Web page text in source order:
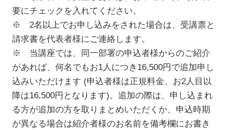
要にチェックを入れてください。
※ 2名以上でお申し込みをされた場合は、受講票と
請求書を代表者様にご連絡します。
※ 当講座では、同一部署の申込者様からのご紹介
があれば、何名でもお1人につき16,500円で追加申し
込みいただけます (申込者様は正規料金、お2人目以
降は16,500円となります)。追加の際は、申し込まれ
る方が追加の方を取りまとめいただくか、申込時期
が異なる場合は紹介者様のお名前を備考欄にお書き